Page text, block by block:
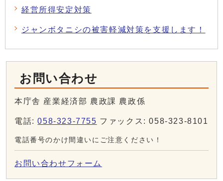
経営所得安定対策
ジャンボタニシの被害軽減対策を支援します！
お問い合わせ
本庁舎 産業経済部 農政課 農政係
電話:058-323-7755 ファックス: 058-323-8101
電話番号のかけ間違いにご注意ください！
お問い合わせフォーム